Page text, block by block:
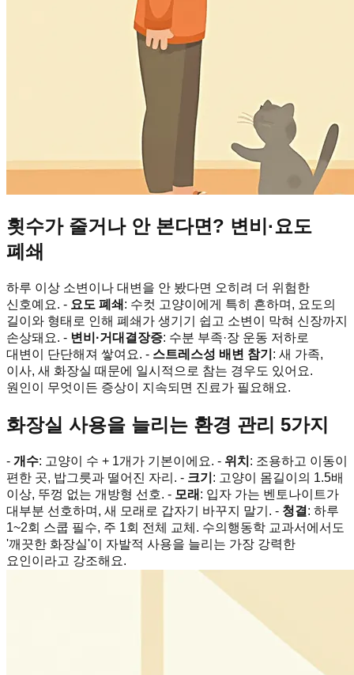
횟수가 줄거나 안 본다면? 변비·요도
폐쇄
하루 이상 소변이나 대변을 안 봤다면 오히려 더 위험한
신호예요. - 요도 폐쇄 : 수컷 고양이에게 특히 흔하며, 요도의
길이와 형태로 인해 폐쇄가 생기기 쉽고 소변이 막혀 신장까지
손상돼요. - 변비·거대결장증: 수분 부족·장 운동 저하로
대변이 단단해져 쌓여요. - 스트레스성 배변 참기 : 새 가족,
이사, 새 화장실 때문에 일시적으로 참는 경우도 있어요.
원인이 무엇이든 증상이 지속되면 진료가 필요해요.
화장실 사용을 늘리는 환경 관리 5가지
- 개수: 고양이 수 + 1개가 기본이에요. - 위치 : 조용하고 이동이
편한 곳, 밥그릇과 떨어진 자리. - 크기 : 고양이 몸길이의 1.5배
이상, 뚜껑 없는 개방형 선호. - 모래 : 입자 가는 벤토나이트가
대부분 선호하며, 새 모래로 갑자기 바꾸지 말기. - 청결 : 하루
1~2회 스쿱 필수, 주 1회 전체 교체. 수의행동학 교과서에서도
'깨끗한 화장실'이 자발적 사용을 늘리는 가장 강력한
요인이라고 강조해요.